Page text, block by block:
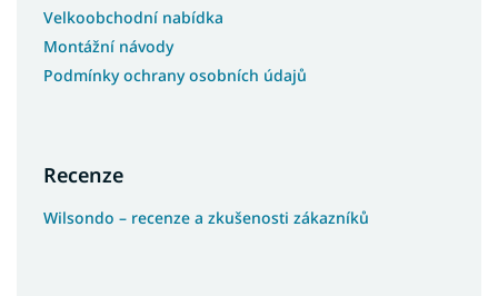
Velkoobchodní nabídka
Montážní návody
Podmínky ochrany osobních údajů
Recenze
Wilsondo – recenze a zkušenosti zákazníků